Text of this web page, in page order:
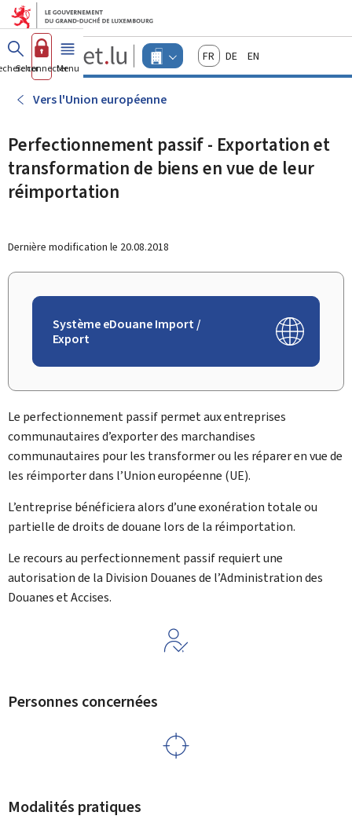
Aller au menu principal
Aller au contenu
Guichet.lu
Changer
d'espace
Menu
actif
FrançaisDeutschEnglish
Se connecterMenu principal
Vers l'Union européenne
Perfectionnement passif - Exportation et
transformation de biens en vue de leur
réimportation
Dernière modification le 20.08.2018
Système eDouane Import /
Export
Le perfectionnement passif permet aux entreprises
communautaires d’exporter des marchandises
communautaires pour les transformer ou les réparer en vue de
les réimporter dans l’Union européenne (UE).
L’entreprise bénéficiera alors d’une exonération totale ou
partielle de droits de douane lors de la réimportation.
Le recours au perfectionnement passif requiert une
autorisation de la Division Douanes de l’Administration des
Douanes et Accises.
Personnes concernées
Modalités pratiques